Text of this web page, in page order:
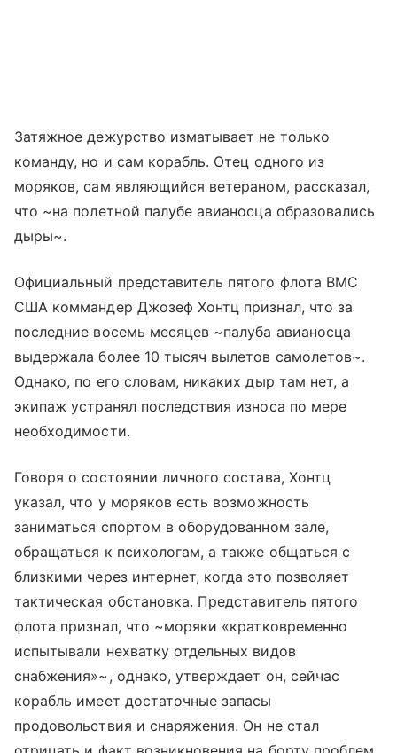
Затяжное дежурство изматывает не только
команду, но и сам корабль. Отец одного из
моряков, сам являющийся ветераном, рассказал,
что ~на полетной палубе авианосца образовались
дыры~.
Официальный представитель пятого флота ВМС
США коммандер Джозеф Хонтц признал, что за
последние восемь месяцев ~палуба авианосца
выдержала более 10 тысяч вылетов самолетов~.
Однако, по его словам, никаких дыр там нет, а
экипаж устранял последствия износа по мере
необходимости.
Говоря о состоянии личного состава, Хонтц
указал, что у моряков есть возможность
заниматься спортом в оборудованном зале,
обращаться к психологам, а также общаться с
близкими через интернет, когда это позволяет
тактическая обстановка. Представитель пятого
флота признал, что ~моряки «кратковременно
испытывали нехватку отдельных видов
снабжения»~, однако, утверждает он, сейчас
корабль имеет достаточные запасы
продовольствия и снаряжения. Он не стал